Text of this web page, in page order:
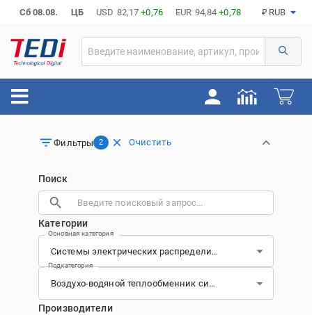
Сб 08.08. ЦБ USD 82,17 +0,76 EUR 94,84 +0,78 ₽ RUB
Фильтры 2 Очистить
Поиск
Категории
Основная категория
Подкатегория
Производители